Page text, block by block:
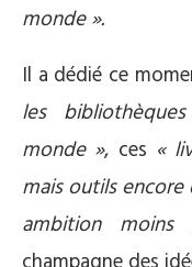
monde ».
Il a dédié ce
les
monde », ces «
mais outils encore
ambition